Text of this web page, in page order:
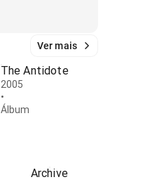
Ver mais
The Antidote
2005
•
Álbum
Archive